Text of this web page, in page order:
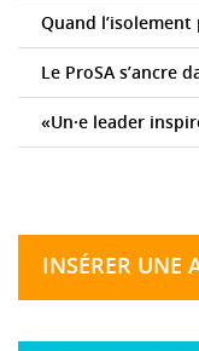
Quand
Le ProSA s’ancre
«Un·e leader
INSÉRER UNE